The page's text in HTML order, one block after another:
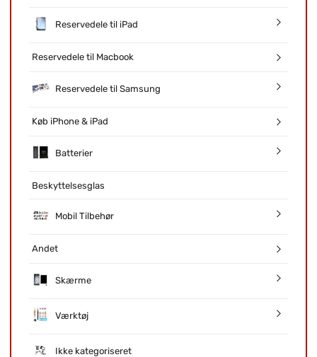
Reservedele til iPad
Reservedele til Macbook
Reservedele til Samsung
Køb iPhone & iPad
Batterier
Beskyttelsesglas
Mobil Tilbehør
Andet
Skærme
Værktøj
Ikke kategoriseret